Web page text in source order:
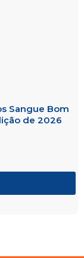
Sangue Bom
de 2026